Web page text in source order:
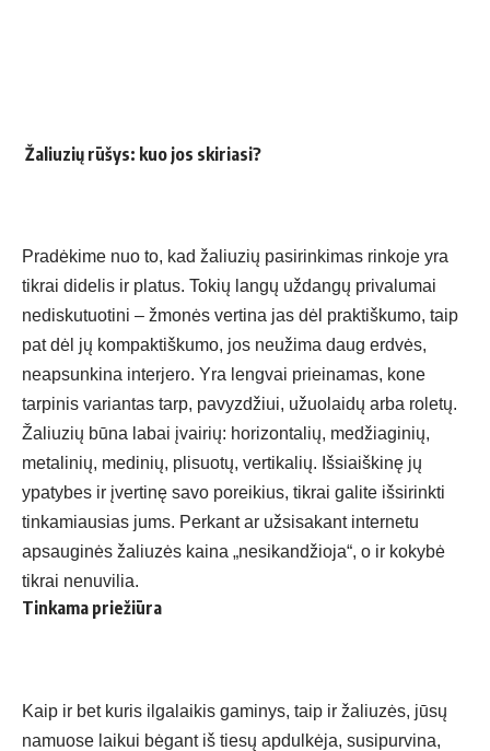
Žaliuzių rūšys: kuo jos skiriasi?
Pradėkime nuo to, kad žaliuzių pasirinkimas rinkoje yra
tikrai didelis ir platus. Tokių langų uždangų privalumai
nediskutuotini – žmonės vertina jas dėl praktiškumo, taip
pat dėl jų kompaktiškumo, jos neužima daug erdvės,
neapsunkina interjero. Yra lengvai prieinamas, kone
tarpinis variantas tarp, pavyzdžiui, užuolaidų arba roletų.
Žaliuzių būna labai įvairių: horizontalių, medžiaginių,
metalinių, medinių, plisuotų, vertikalių. Išsiaiškinę jų
ypatybes ir įvertinę savo poreikius, tikrai galite išsirinkti
tinkamiausias jums. Perkant ar užsisakant internetu
apsauginės žaliuzės kaina „nesikandžioja“, o ir kokybė
tikrai nenuvilia.
Tinkama priežiūra
Kaip ir bet kuris ilgalaikis gaminys, taip ir žaliuzės, jūsų
namuose laikui bėgant iš tiesų apdulkėja, susipurvina,